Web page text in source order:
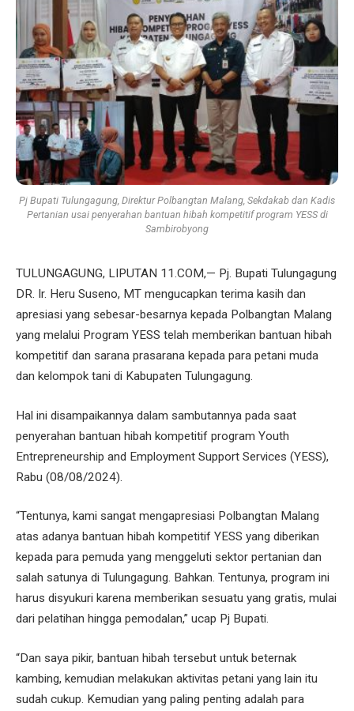
Pj Bupati Tulungagung, Direktur Polbangtan Malang, Sekdakab dan Kadis
Pertanian usai penyerahan bantuan hibah kompetitif program YESS di
Sambirobyong
TULUNGAGUNG, LIPUTAN 11.COM,— Pj. Bupati Tulungagung
DR. Ir. Heru Suseno, MT mengucapkan terima kasih dan
apresiasi yang sebesar-besarnya kepada Polbangtan Malang
yang melalui Program YESS telah memberikan bantuan hibah
kompetitif dan sarana prasarana kepada para petani muda
dan kelompok tani di Kabupaten Tulungagung.
Hal ini disampaikannya dalam sambutannya pada saat
penyerahan bantuan hibah kompetitif program Youth
Entrepreneurship and Employment Support Services (YESS),
Rabu (08/08/2024).
“Tentunya, kami sangat mengapresiasi Polbangtan Malang
atas adanya bantuan hibah kompetitif YESS yang diberikan
kepada para pemuda yang menggeluti sektor pertanian dan
salah satunya di Tulungagung. Bahkan. Tentunya, program ini
harus disyukuri karena memberikan sesuatu yang gratis, mulai
dari pelatihan hingga pemodalan,” ucap Pj Bupati.
“Dan saya pikir, bantuan hibah tersebut untuk beternak
kambing, kemudian melakukan aktivitas petani yang lain itu
sudah cukup. Kemudian yang paling penting adalah para